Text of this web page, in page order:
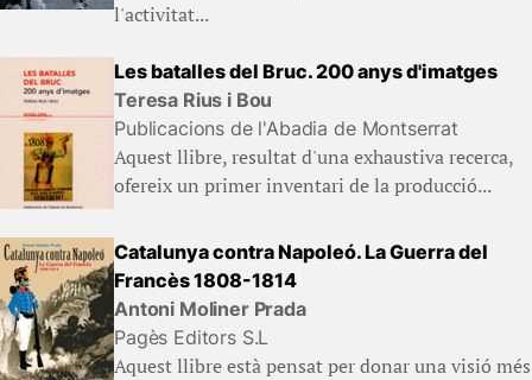
l'activitat...
Les batalles del Bruc. 200 anys d'imatges
Teresa Rius i Bou
Publicacions de l'Abadia de Montserrat
Aquest llibre, resultat d'una exhaustiva recerca,
ofereix un primer inventari de la producció...
Catalunya contra Napoleó. La Guerra del
Francès 1808-1814
Antoni Moliner Prada
Pagès Editors S.L
Aquest llibre està pensat per donar una visió més